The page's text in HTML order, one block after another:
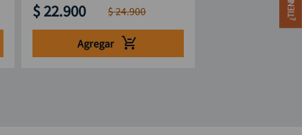
$ 22.900 $24.900
Agregar